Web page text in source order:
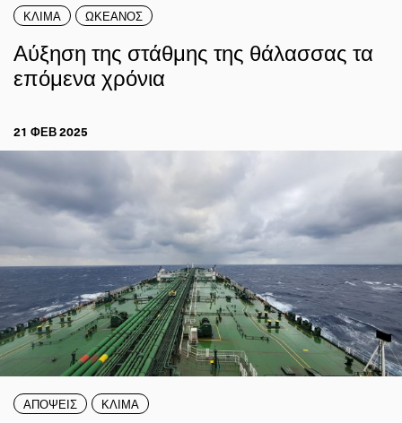
ΚΛΙΜΑ ΩΚΕΑΝΟΣ
Αύξηση της στάθμης της θάλασσας τα
επόμενα χρόνια
21 ΦΕΒ 2025
ΑΠΟΨΕΙΣ ΚΛΙΜΑ